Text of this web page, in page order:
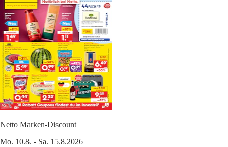
Netto Marken-Discount
Mo. 10.8. - Sa. 15.8.2026